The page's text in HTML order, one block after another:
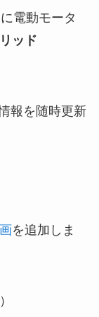
電動モータ
ッド
報を随時更新
を追加しま